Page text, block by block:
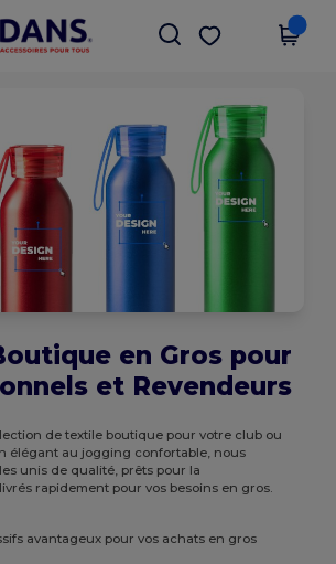
sur l’app !
Obtenir l'appli
en Gros pour
et Revendeurs
de textile boutique pour votre club ou
élégant au jogging confortable, nous
unis de qualité, prêts pour la
rapidement pour vos besoins en gros.
avantageux pour vos achats en gros